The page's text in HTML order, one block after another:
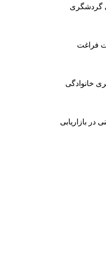
گردشگری
فراغت
خانوادگی
در بازاریابی